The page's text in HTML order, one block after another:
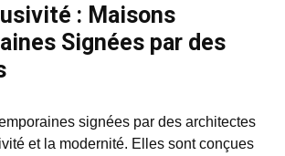
: Maisons
Signées par des
signées par des architectes
et la modernité. Elles sont conçues